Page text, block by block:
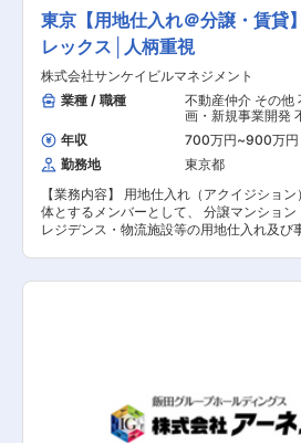
ケンファシリティーズに在籍出向となりま
確実にスキルアップを目指せる幅広い業務
現場の中心メンバーとして活躍いただける
集しております。名古屋拠点は、年々管理
増加しており、活気にあふれ、勢いのある
す。シノケングループは実力主義の会社と
すので、実績をあげていただくことが前提
が、キャリアアップを目指せる環境が整っ
す。入社年次や年齢は関係ありませんので
将来的にはメンバーを引っ張っていただき
先にチャレンジして欲しいと思っています。
登録・管理し続けるための業務オペレーシ
仕組み化、人員マネジメント ■戦略にもと
KPIモニタリング、改善の検討・推進 ■関連
（全社）、経営層を巻き込んだプロジェク
【担当者コメント】 私たちは、よいものを
い、循環する社会を実現させるため、よい
社会をつなぐプラットフォームとなること
しています。 これまで日本初の家具のサブスク
「subsclife」（2018年3月開始）をはじめ
サービスを展開し、東洋経済すごいベンチ
100に選出、 日本サブスク大賞でブロンズ賞を受
賞、2020年9月、2022年3月に大型資金調
施するなど、 多くの方から私たちの目指す世界観
に共感いただきました。 今後もユーザーとパート
ナーの双方に便益をもたらす三方良しな事
り続けることを目指しております。 プロとしての
高い意識を持った冒険者であること、遊び
えられる柔軟性のある方からの応募をお待
東京【用地仕入れ＠分譲・賃
レックス│人柄重視
株式会社サンケイビルマネジメント
業種 / 職種
不動産仲介 その他
画・新規事業開発
一棟・区分）
年収 700万円~900万円
勤務地
東京都
【業務内容】 用地仕入れ（アクイジション
体とするメンバーとして、 分譲マンション
レジデンス・物流施設等の用地仕入れ及び
ーケティング戦略の策定などを行います。 【具体
ル事業、住宅事業、ホテルリゾート事業、 シニア
事業の4つの事業を柱に都市開発事業を展